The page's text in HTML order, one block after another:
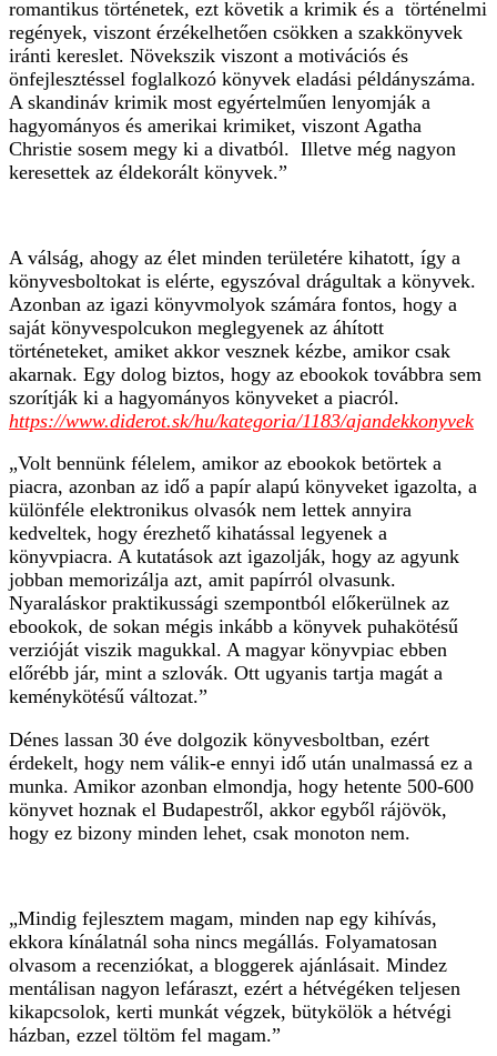
romantikus történetek, ezt követik a krimik és a történelmi
regények, viszont érzékelhetően csökken a szakkönyvek
iránti kereslet. Növekszik viszont a motivációs és
önfejlesztéssel foglalkozó könyvek eladási példányszáma.
A skandináv krimik most egyértelműen lenyomják a
hagyományos és amerikai krimiket, viszont Agatha
Christie sosem megy ki a divatból. Illetve még nagyon
keresettek az éldekorált könyvek.”
A válság, ahogy az élet minden területére kihatott, így a
könyvesboltokat is elérte, egyszóval drágultak a könyvek.
Azonban az igazi könyvmolyok számára fontos, hogy a
saját könyvespolcukon meglegyenek az áhított
történeteket, amiket akkor vesznek kézbe, amikor csak
akarnak. Egy dolog biztos, hogy az ebookok továbbra sem
szorítják ki a hagyományos könyveket a piacról.
https://www.diderot.sk/hu/kategoria/1183/ajandekkonyvek
„Volt bennünk félelem, amikor az ebookok betörtek a
piacra, azonban az idő a papír alapú könyveket igazolta, a
különféle elektronikus olvasók nem lettek annyira
kedveltek, hogy érezhető kihatással legyenek a
könyvpiacra. A kutatások azt igazolják, hogy az agyunk
jobban memorizálja azt, amit papírról olvasunk.
Nyaraláskor praktikussági szempontból előkerülnek az
ebookok, de sokan mégis inkább a könyvek puhakötésű
verzióját viszik magukkal. A magyar könyvpiac ebben
előrébb jár, mint a szlovák. Ott ugyanis tartja magát a
keménykötésű változat.”
Dénes lassan 30 éve dolgozik könyvesboltban, ezért
érdekelt, hogy nem válik-e ennyi idő után unalmassá ez a
munka. Amikor azonban elmondja, hogy hetente 500-600
könyvet hoznak el Budapestről, akkor egyből rájövök,
hogy ez bizony minden lehet, csak monoton nem.
„Mindig fejlesztem magam, minden nap egy kihívás,
ekkora kínálatnál soha nincs megállás. Folyamatosan
olvasom a recenziókat, a bloggerek ajánlásait. Mindez
mentálisan nagyon lefáraszt, ezért a hétvégéken teljesen
kikapcsolok, kerti munkát végzek, bütykölök a hétvégi
házban, ezzel töltöm fel magam.”